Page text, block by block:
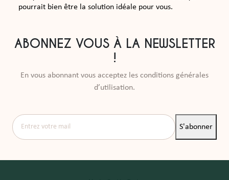
pourrait bien être la solution idéale pour vous.
ABONNEZ VOUS À LA NEWSLETTER
!
En vous abonnant vous acceptez les conditions générales
d’utilisation.
Entrez votre mail
S'abonner